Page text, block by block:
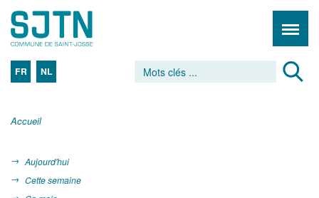
FR NL
Accueil
Aujourd'hui
Cette semaine